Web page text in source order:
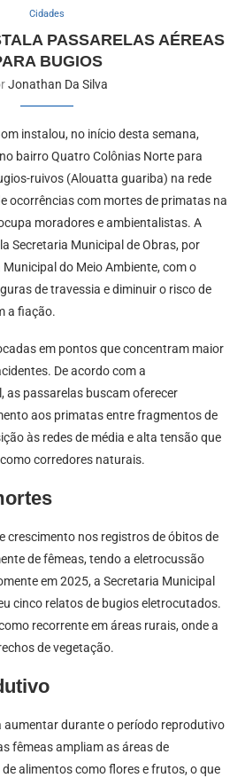
Cidades
PASSARELAS AÉREAS
BUGIOS
Jonathan Da Silva
instalou, no início desta semana,
bairro Quatro Colônias Norte para
ruivos (Alouatta guariba) na rede
ocorrências com mortes de primatas na
moradores e ambientalistas. A
Secretaria Municipal de Obras, por
do Meio Ambiente, com o
de travessia e diminuir o risco de
a fiação.
em pontos que concentram maior
De acordo com a
as passarelas buscam oferecer
aos primatas entre fragmentos de
às redes de média e alta tensão que
corredores naturais.
crescimento nos registros de óbitos de
de fêmeas, tendo a eletrocussão
em 2025, a Secretaria Municipal
cinco relatos de bugios eletrocutados.
recorrente em áreas rurais, onde a
de vegetação.
aumentar durante o período reprodutivo
fêmeas ampliam as áreas de
alimentos como flores e frutos, o que